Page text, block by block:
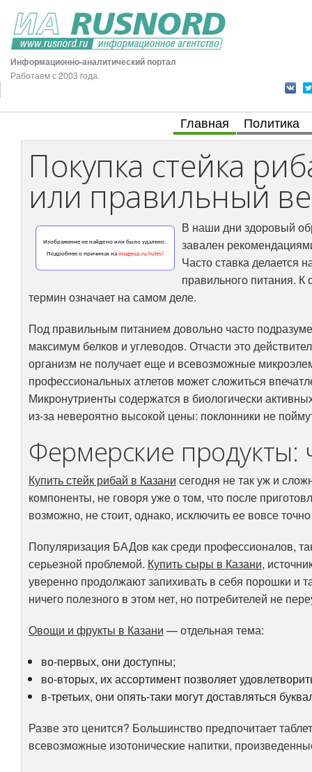
Информационно-аналитический портал
Работаем с 2003 года.
Главная Политика
Покупка стейка
или правильный
В наши дни здоровый
завален
Часто ставка делается
правильного питания.
термин означает на самом деле.
Под правильным питанием довольно часто
максимум белков и углеводов. Отчасти это
организм не получает еще и всевозможные
профессиональных атлетов может сложиться
Микронутриенты содержатся в биологически
из-за невероятно высокой цены: поклонники не
Фермерские продукты:
Купить стейк рибай в Казани сегодня не так уж и
компоненты, не говоря уже о том, что после
возможно, не стоит, однако, исключить ее вовсе
Популяризация БАДов как среди профессионалов,
серьезной проблемой. Купить сыры в Казани,
уверенно продолжают запихивать в себя порошки и
ничего полезного в этом нет, но потребителей не
Овощи и фрукты в Казани — отдельная тема:
во-первых, они доступны;
во-вторых, их ассортимент позволяет
в-третьих, они опять-таки могут доставляться
Разве это ценится? Большинство предпочитает
всевозможные изотонические напитки,